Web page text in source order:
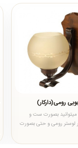
رومی(دارکار)
میتوانید بصورت ست و
لوستر رومی و حتی بصورت
مانند ..